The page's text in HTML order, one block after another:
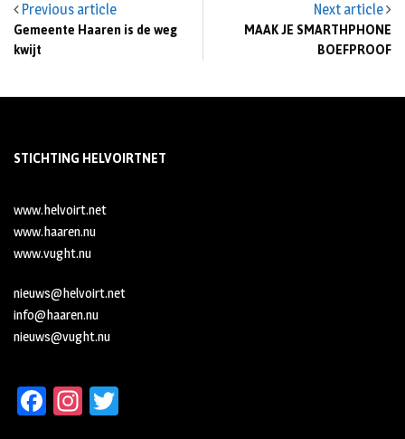
Previous article
Gemeente Haaren is de weg
kwijt
Next article
MAAK JE SMARTHPHONE
BOEFPROOF
STICHTING HELVOIRTNET
www.helvoirt.net
www.haaren.nu
www.vught.nu
nieuws@helvoirt.net
info@haaren.nu
nieuws@vught.nu
Fa In